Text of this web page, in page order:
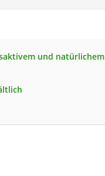
und natürlichem